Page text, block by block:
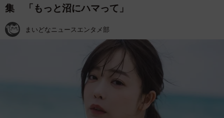
集 「もっと沼にハマって」
まいどなニュースエンタメ部